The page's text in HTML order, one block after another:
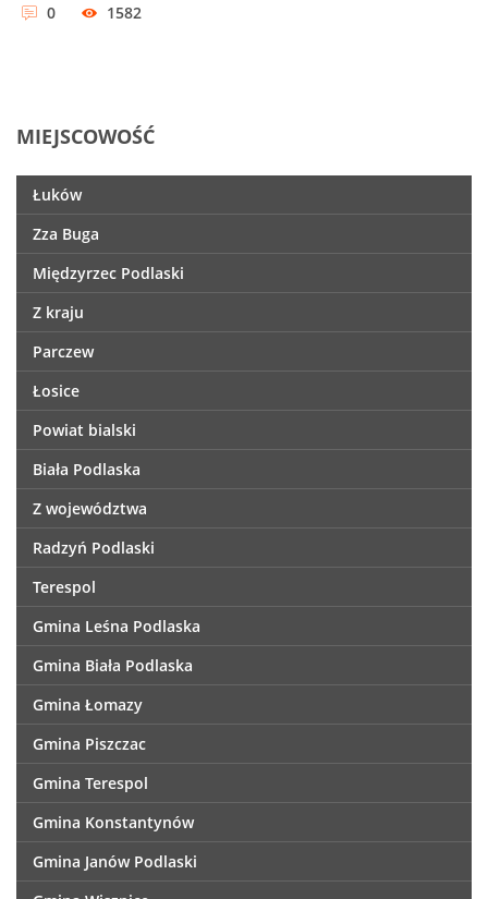
0 1582
MIEJSCOWOŚĆ
Łuków
Zza Buga
Międzyrzec Podlaski
Z kraju
Parczew
Łosice
Powiat bialski
Biała Podlaska
Z województwa
Radzyń Podlaski
Terespol
Gmina Leśna Podlaska
Gmina Biała Podlaska
Gmina Łomazy
Gmina Piszczac
Gmina Terespol
Gmina Konstantynów
Gmina Janów Podlaski